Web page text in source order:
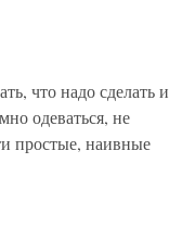
что надо сделать и
одеваться, не
простые, наивные